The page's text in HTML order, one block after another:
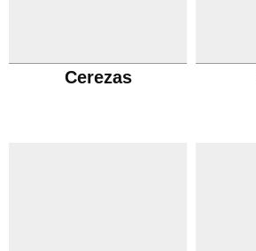
Cerezas